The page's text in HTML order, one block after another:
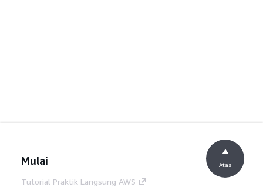
Mulai
Tutorial Praktik Langsung AWS
Atas